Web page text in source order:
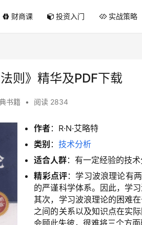
财商课 投资入门 实战策略
则》精华及PDF下载
书籍 • 阅读 2834
作者：R·N·艾略特
类别 ：技术分析
适合人群：有一定经验的技
精彩点评：学习波浪理论有
的严谨科学体系。因此，学
其次，学习波浪理论的困难
之间的关系以及知识点在实